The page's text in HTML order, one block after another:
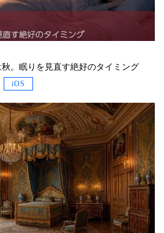
。眠りを見直す絶好のタイミング
iOS